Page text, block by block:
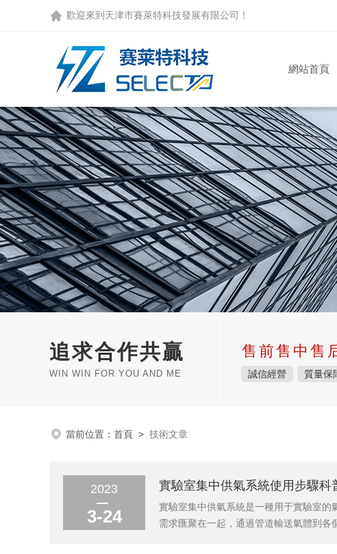
歡迎來到 天津市賽萊特科技發展有限公司 ！
網站首頁
追求合作共贏
WIN WIN FOR YOU AND ME
售前售中售
誠信經營 質量保
當前位置： 首頁 > 技術文章
2023
3-24
實驗室集中供氣系統使用步驟科
實驗室集中供氣系統是一種用于實驗室
需求匯聚在一起，通過管道輸送氣體到各